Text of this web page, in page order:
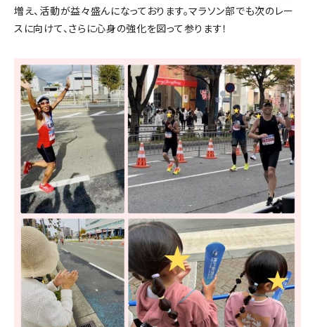
増え、活動が益々盛んになっております。マラソン部でも次のレー
スに向けて、さらに心身の強化を図って参ります！